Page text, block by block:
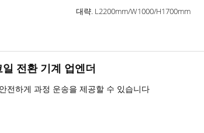
대략. L2200mm/W1000/H1700mm
전환 기계 업엔더
전하게 과정 운송을 제공할 수 있습니다